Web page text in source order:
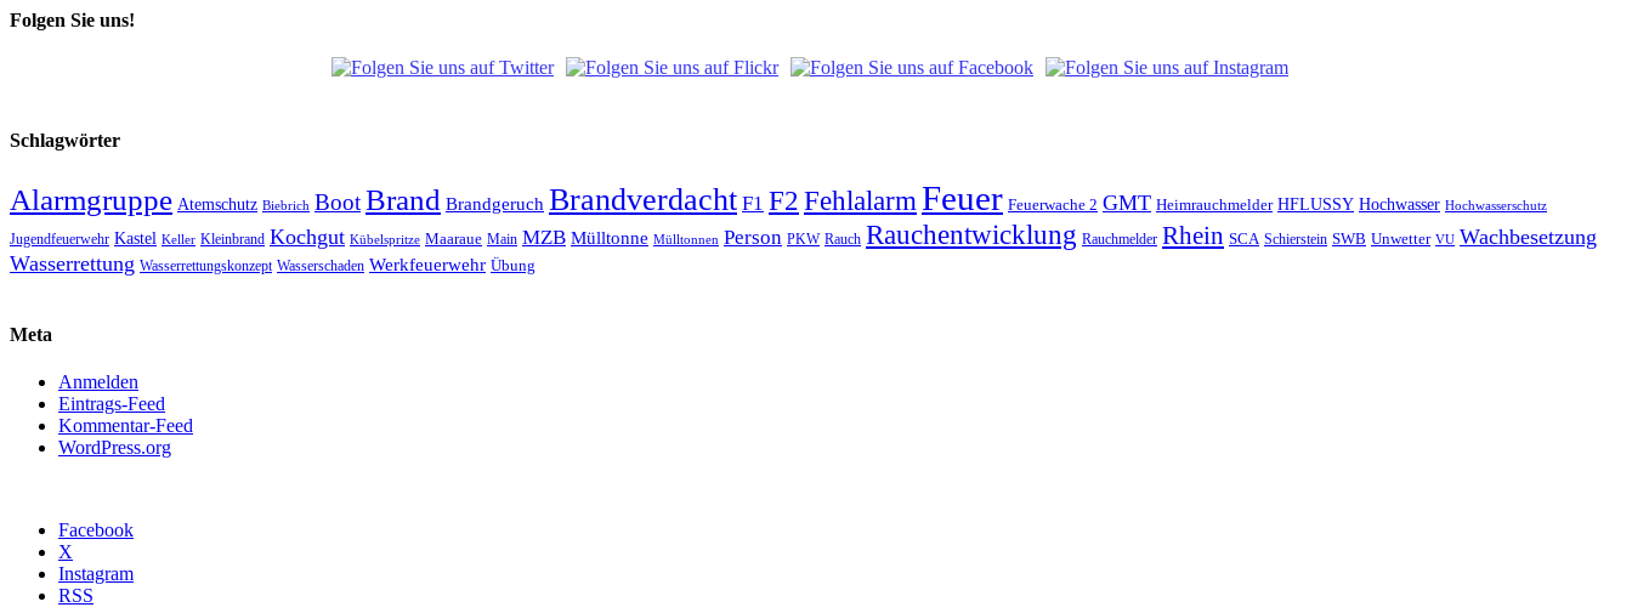
Folgen Sie uns!
Schlagwörter
Alarmgruppe Atemschutz Biebrich BootBrand Brandgeruch Brandverdacht F1 F2 FehlalarmFeuer Feuerwache 2 GMT Heimrauchmelder HFLUSSY Hochwasser Hochwasserschutz
Jugendfeuerwehr Kastel Keller Kleinbrand Kochgut Kübelspritze Maaraue Main MZB Mülltonne Mülltonnen Person PKW Rauch Rauchentwicklung Rauchmelder Rhein SCA Schierstein SWB Unwetter VU Wachbesetzung
Wasserrettung Wasserrettungskonzept Wasserschaden Werkfeuerwehr Übung
Meta
Anmelden
Eintrags-Feed
Kommentar-Feed
WordPress.org
Facebook
X
Instagram
RSS